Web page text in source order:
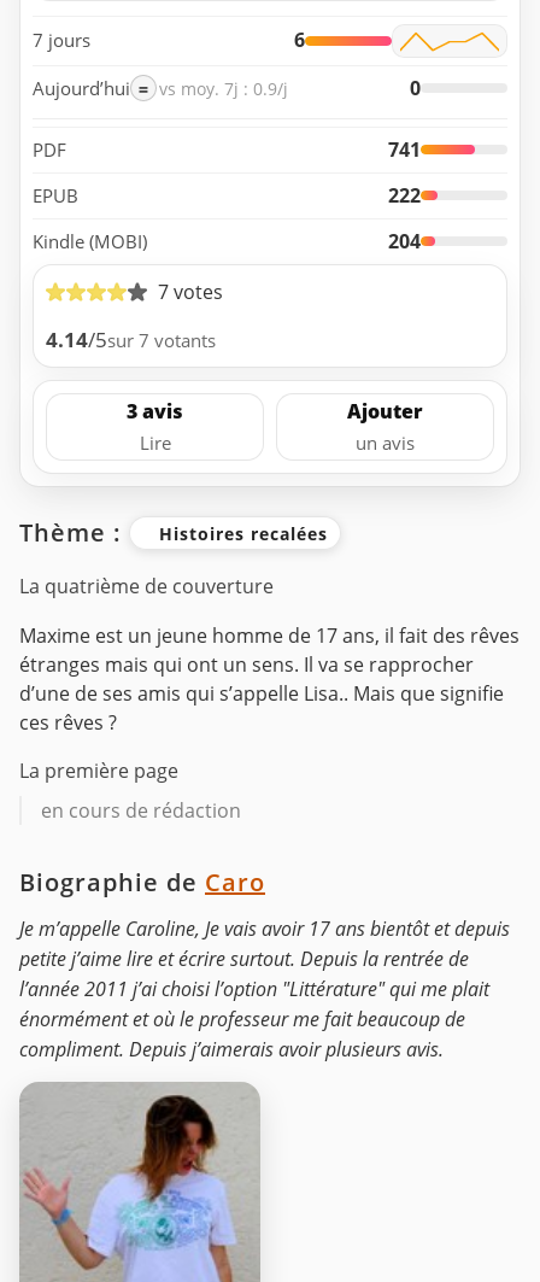
7 jours 6
Aujourd’hui = vs moy. 7j : 0.9/j 0
PDF 741
EPUB 222
Kindle (MOBI)
204
7 votes
4.14/5sur 7 votants
3 avis
Lire
Ajouter
un avis
Thème : Histoires recalées
La quatrième de couverture
Maxime est un jeune homme de 17 ans, il fait des rêves
étranges mais qui ont un sens. Il va se rapprocher
d’une de ses amis qui s’appelle Lisa.. Mais que signifie
ces rêves ?
La première page
en cours de rédaction
Biographie de Caro
Je m’appelle Caroline, Je vais avoir 17 ans bientôt et depuis
petite j’aime lire et écrire surtout. Depuis la rentrée de
l’année 2011 j’ai choisi l’option "Littérature" qui me plait
énormément et où le professeur me fait beaucoup de
compliment. Depuis j’aimerais avoir plusieurs avis.